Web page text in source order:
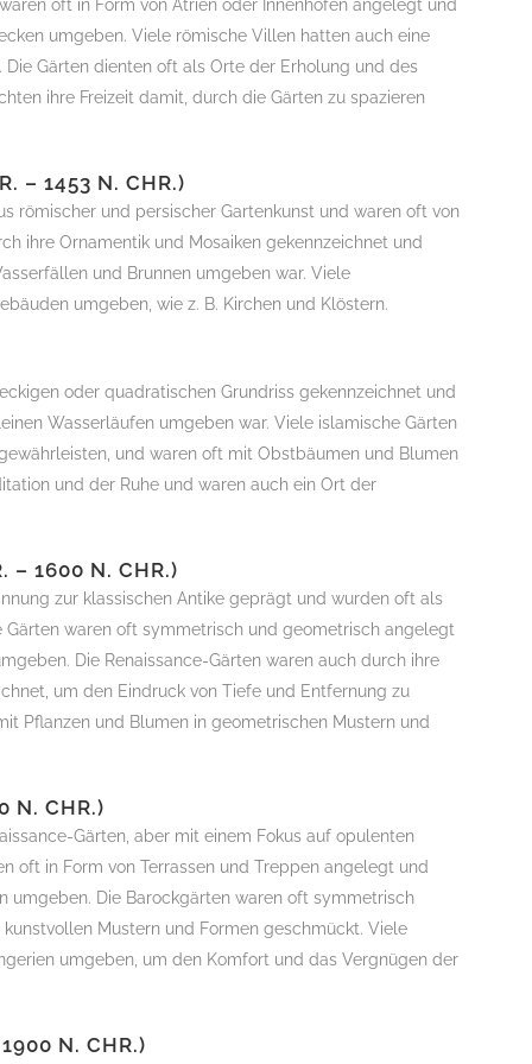
oft in Form von Atrien oder Innenhöfen angelegt und
umgeben. Viele römische Villen hatten auch eine
Gärten dienten oft als Orte der Erholung und des
ihre Freizeit damit, durch die Gärten zu spazieren
– 1453 N. CHR.)
römischer und persischer Gartenkunst und waren oft von
ihre Ornamentik und Mosaiken gekennzeichnet und
und Brunnen umgeben war. Viele
umgeben, wie z. B. Kirchen und Klöstern.
oder quadratischen Grundriss gekennzeichnet und
Wasserläufen umgeben war. Viele islamische Gärten
und waren oft mit Obstbäumen und Blumen
und der Ruhe und waren auch ein Ort der
– 1600 N. CHR.)
zur klassischen Antike geprägt und wurden oft als
waren oft symmetrisch und geometrisch angelegt
Die Renaissance-Gärten waren auch durch ihre
um den Eindruck von Tiefe und Entfernung zu
Pflanzen und Blumen in geometrischen Mustern und
N. CHR.)
Gärten, aber mit einem Fokus auf opulenten
oft in Form von Terrassen und Treppen angelegt und
umgeben. Die Barockgärten waren oft symmetrisch
Mustern und Formen geschmückt. Viele
umgeben, um den Komfort und das Vergnügen der
N. CHR.)